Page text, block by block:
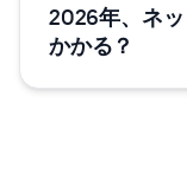
2026年、ネ
かかる？